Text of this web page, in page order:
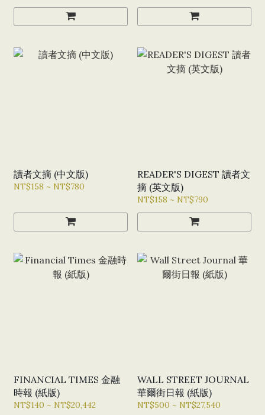
讀者文摘 (中文版)
NT$158 ~ NT$780
READER'S DIGEST 讀者文
摘 (英文版)
NT$158 ~ NT$790
FINANCIAL TIMES 金融
時報 (紙版)
NT$140 ~ NT$20,442
WALL STREET JOURNAL
華爾街日報 (紙版)
NT$500 ~ NT$27,540